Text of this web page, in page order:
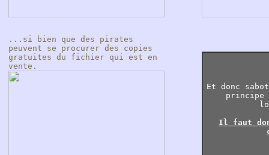
...si bien que des pirates
peuvent se procurer des copies
gratuites du fichier qui est en
vente.
Et donc
principe
Il faut